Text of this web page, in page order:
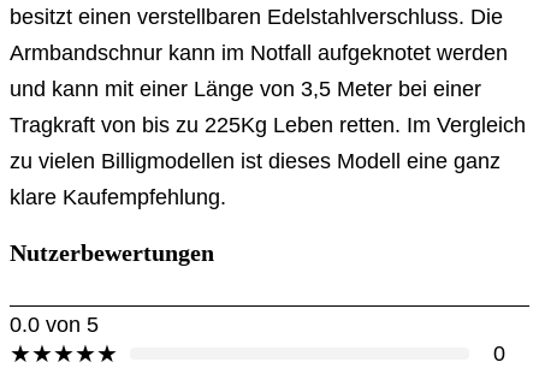
besitzt einen verstellbaren Edelstahlverschluss. Die
Armbandschnur kann im Notfall aufgeknotet werden
und kann mit einer Länge von 3,5 Meter bei einer
Tragkraft von bis zu 225Kg Leben retten. Im Vergleich
zu vielen Billigmodellen ist dieses Modell eine ganz
klare Kaufempfehlung.
Nutzerbewertungen
0.0 von 5
★★★★★ 0